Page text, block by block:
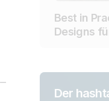
Best in
Designs
Der